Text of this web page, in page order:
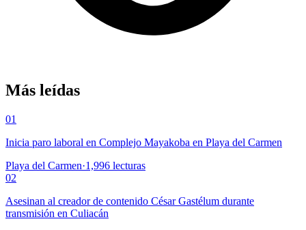
Más leídas
01
Inicia paro laboral en Complejo Mayakoba en Playa del Carmen
Playa del Carmen·1,996 lecturas
02
Asesinan al creador de contenido César Gastélum durante
transmisión en Culiacán